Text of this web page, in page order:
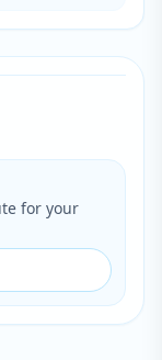
for your